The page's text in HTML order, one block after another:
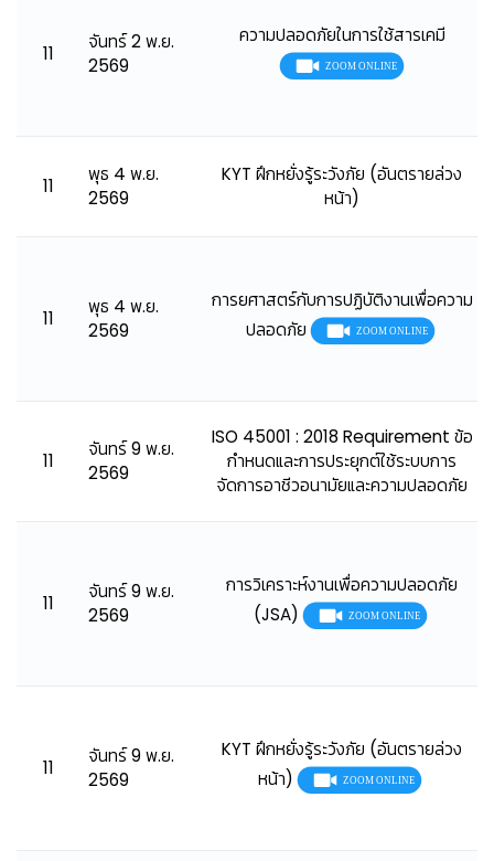
11
จันทร์ 2 พ.ย.
2569
ความปลอดภัยในการใช้สารเคมี
11
พุธ 4 พ.ย.
2569
KYT ฝึกหยั่งรู้ระวังภัย (อันตรายล่วง
หน้า)
11
พุธ 4 พ.ย.
2569
การยศาสตร์กับการปฏิบัติงานเพื่อความ
ปลอดภัย
11
จันทร์ 9 พ.ย.
2569
ISO 45001 : 2018 Requirement ข้อ
กำหนดและการประยุกต์ใช้ระบบการ
จัดการอาชีวอนามัยและความปลอดภัย
11
จันทร์ 9 พ.ย.
2569
การวิเคราะห์งานเพื่อความปลอดภัย
(JSA)
11
จันทร์ 9 พ.ย.
2569
KYT ฝึกหยั่งรู้ระวังภัย (อันตรายล่วง
หน้า)